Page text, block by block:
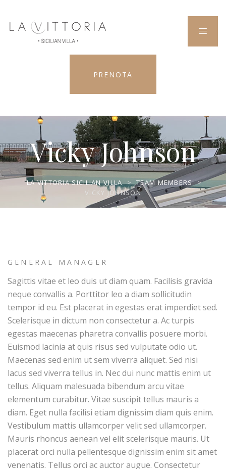
PRENOTA
Vicky Johnson
LA VITTORIA SICILIAN VILLA > TEAM MEMBERS >
VICKY JOHNSON
GENERAL MANAGER
Sagittis vitae et leo duis ut diam quam. Facilisis gravida
neque convallis a. Porttitor leo a diam sollicitudin
tempor id eu. Est placerat in egestas erat imperdiet sed.
Scelerisque in dictum non consectetur a. Ac turpis
egestas maecenas pharetra convallis posuere morbi.
Euismod lacinia at quis risus sed vulputate odio ut.
Maecenas sed enim ut sem viverra aliquet. Sed nisi
lacus sed viverra tellus in. Nec dui nunc mattis enim ut
tellus. Aliquam malesuada bibendum arcu vitae
elementum curabitur. Vitae suscipit tellus mauris a
diam. Eget nulla facilisi etiam dignissim diam quis enim.
Vestibulum mattis ullamcorper velit sed ullamcorper.
Mauris rhoncus aenean vel elit scelerisque mauris. Ut
placerat orci nulla pellentesque dignissim enim sit amet
venenatis. Tellus orci ac auctor augue. Consectetur